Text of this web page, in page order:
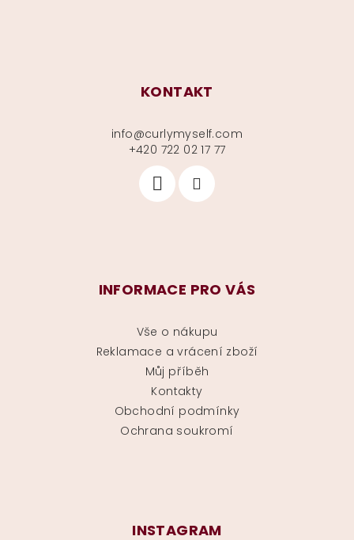
KONTAKT
info@curlymyself.com
+420 722 02 17 77
INFORMACE PRO VÁS
Vše o nákupu
Reklamace a vrácení zboží
Můj příběh
Kontakty
Obchodní podmínky
Ochrana soukromí
INSTAGRAM